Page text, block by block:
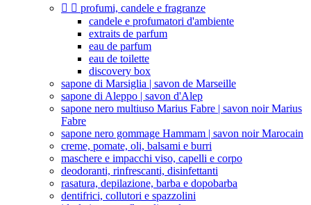
  profumi, candele e fragranze
candele e profumatori d'ambiente
extraits de parfum
eau de parfum
eau de toilette
discovery box
sapone di Marsiglia | savon de Marseille
sapone di Aleppo | savon d'Alep
sapone nero multiuso Marius Fabre | savon noir Marius
Fabre
sapone nero gommage Hammam | savon noir Marocain
creme, pomate, oli, balsami e burri
maschere e impacchi viso, capelli e corpo
deodoranti, rinfrescanti, disinfettanti
rasatura, depilazione, barba e dopobarba
dentifrici, collutori e spazzolini